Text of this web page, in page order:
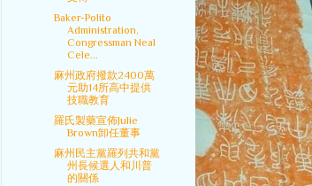
Baker-Polito
Administration,
Congressman Neal
Cele...
麻州政府撥款2400萬
元助14所高中提供
技職教育
羅氏製藥宣佈Julie
Brown卸任董事
麻州民主黨羅列共和黨
州長候選人和川普
的關係